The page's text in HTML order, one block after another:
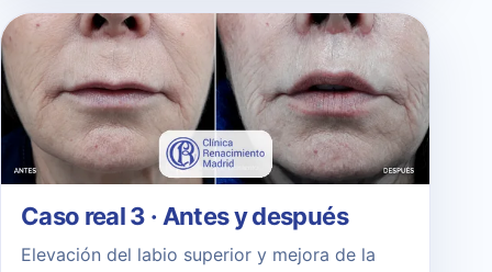
Caso real 3 · Antes y después
Elevación del labio superior y mejora de la